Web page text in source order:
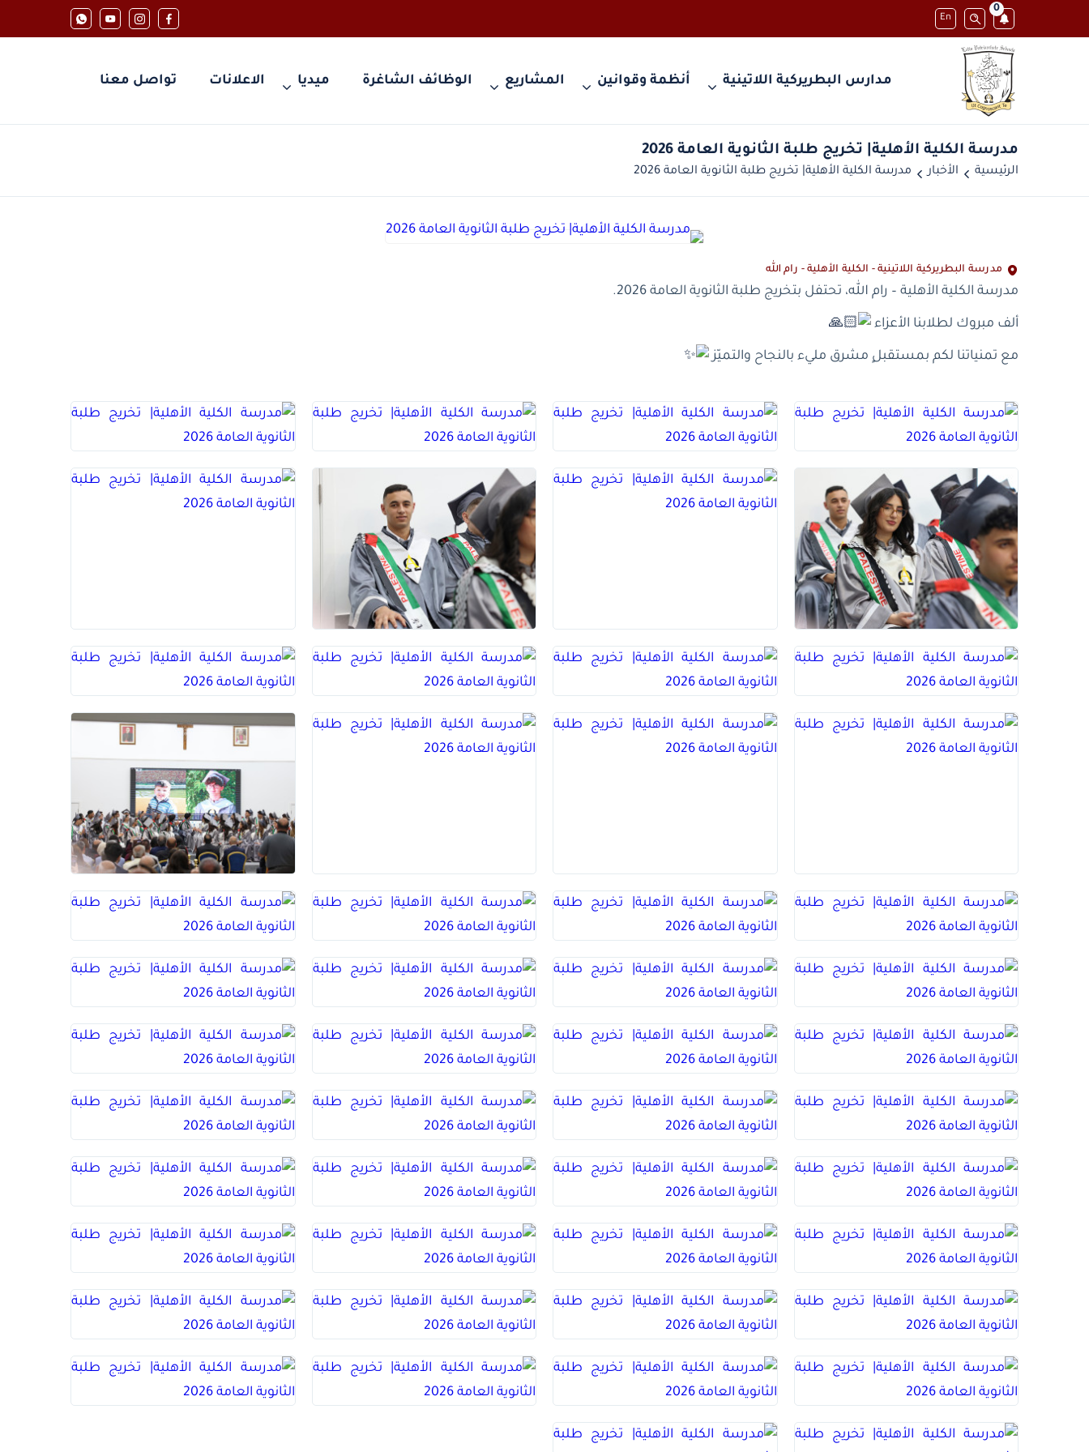
0
En
مدارس البطريركية اللاتينية أنظمة وقوانين المشاريع الوظائف الشاغرة ميديا الاعلانات تواصل معنا
الرئيسية الأخبار
مدرسة البطريركية اللاتينية - الكلية الأهلية - رام الله
مدرسة الكلية الأهلية – رام الله، تحتفل بتخريج طلبة الثانوية العامة 2026.
ألف مبروك لطلابنا الأعزاء
مع تمنياتنا لكم بمستقبلٍ مشرق مليء بالنجاح والتميّز